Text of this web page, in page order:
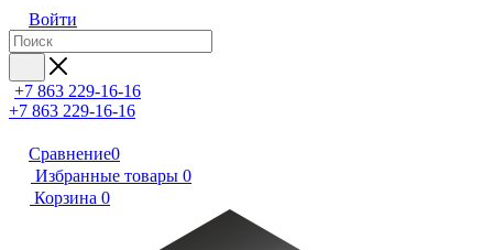
Войти
+7 863 229-16-16
+7 863 229-16-16
Сравнение0
Избранные товары 0
Корзина 0